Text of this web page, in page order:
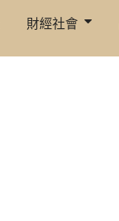
財經社會